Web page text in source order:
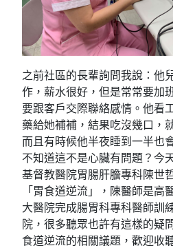
之前社區的長輩詢問我說：他
作，薪水很好，但是常常要加
要跟客戶交際聯絡感情。他看
藥給她補補，結果吃沒幾口，
而且有時候他半夜睡到一半也
不知道這不是心臟有問題？今
基督教醫院胃腸肝膽專科陳世
「胃食道逆流」，陳醫師是高
大醫院完成腸胃科專科醫師訓
院，很多聽眾也許有這樣的疑
食道逆流的相關議題，歡迎收